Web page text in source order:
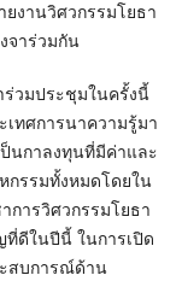
ยงานวิศวกรรมโยธา
จาร่วมกัน
วมประชุมในครั้งนี้
ทศการนาความรู้มา
นกาลงทุนที่มีค่าและ
กรรมทั้งหมดโดยใน
การวิศวกรรมโยธา
ดีในปีนี้ ในการเปิด
สบการณ์ด้าน